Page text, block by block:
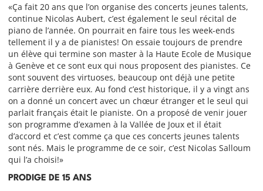
«Ça fait 20 ans que l’on organise des concerts jeunes talents,
continue Nicolas Aubert, c’est également le seul récital de
piano de l’année. On pourrait en faire tous les week-ends
tellement il y a de pianistes! On essaie toujours de prendre
un élève qui termine son master à la Haute Ecole de Musique
à Genève et ce sont eux qui nous proposent des pianistes. Ce
sont souvent des virtuoses, beaucoup ont déjà une petite
carrière derrière eux. Au fond c’est historique, il y a vingt ans
on a donné un concert avec un chœur étranger et le seul qui
parlait français était le pianiste. On a proposé de venir jouer
son programme d’examen à la Vallée de Joux et il était
d’accord et c’est comme ça que ces concerts jeunes talents
sont nés. Mais le programme de ce soir, c’est Nicolas Salloum
qui l’a choisi!»
PRODIGE DE 15 ANS